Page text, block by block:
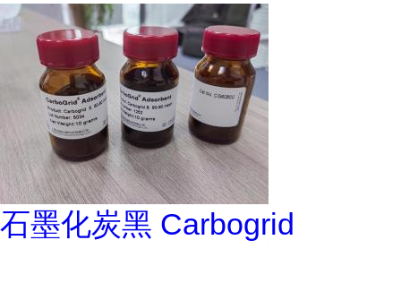
石墨化炭黑 Carbogrid